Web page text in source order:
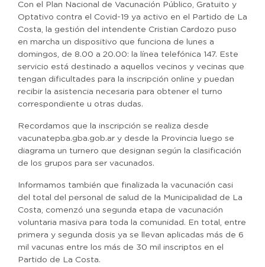
Con el Plan Nacional de Vacunación Público, Gratuito y
Optativo contra el Covid-19 ya activo en el Partido de La
Costa, la gestión del intendente Cristian Cardozo puso
en marcha un dispositivo que funciona de lunes a
domingos, de 8.00 a 20.00: la línea telefónica 147. Este
servicio está destinado a aquellos vecinos y vecinas que
tengan dificultades para la inscripción online y puedan
recibir la asistencia necesaria para obtener el turno
correspondiente u otras dudas.
Recordamos que la inscripción se realiza desde
vacunatepba.gba.gob.ar y desde la Provincia luego se
diagrama un turnero que designan según la clasificación
de los grupos para ser vacunados.
Informamos también que finalizada la vacunación casi
del total del personal de salud de la Municipalidad de La
Costa, comenzó una segunda etapa de vacunación
voluntaria masiva para toda la comunidad. En total, entre
primera y segunda dosis ya se llevan aplicadas más de 6
mil vacunas entre los más de 30 mil inscriptos en el
Partido de La Costa.